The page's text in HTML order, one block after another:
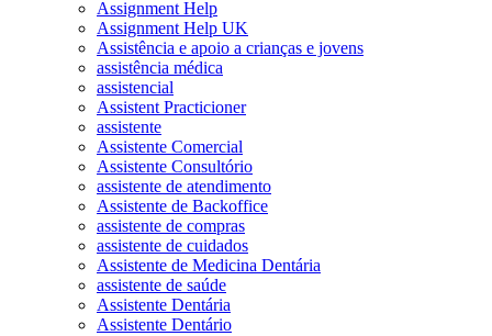
Assignment Help
Assignment Help UK
Assistência e apoio a crianças e jovens
assistência médica
assistencial
Assistent Practicioner
assistente
Assistente Comercial
Assistente Consultório
assistente de atendimento
Assistente de Backoffice
assistente de compras
assistente de cuidados
Assistente de Medicina Dentária
assistente de saúde
Assistente Dentária
Assistente Dentário